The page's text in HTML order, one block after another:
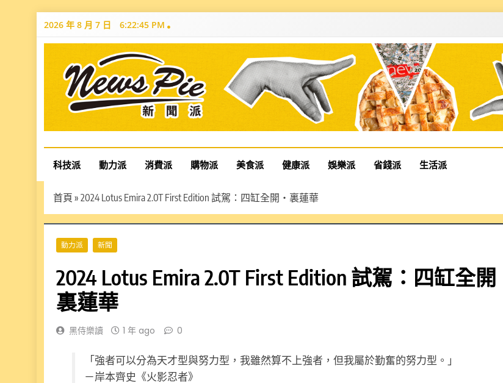
Skip
2026 年 8 月 7 日 6:22:46 PM
News Pie
最有料的新聞
科技派 動力派 消費派 購物派 美食派 健康派 娛樂派 省錢派 生活派
首頁 » 2024 Lotus Emira 2.0T First Edition 試駕：四缸全開‧裏蓮華
動力派 新聞
2024 Lotus Emira 2.0T First Edition 試駕：四缸全
裏蓮華
黑侍樂讀 1 年 ago 0
「強者可以分為天才型與努力型，我雖然算不上強者，但我屬於勤奮的努力型。」
－岸本齊史《火影忍者》